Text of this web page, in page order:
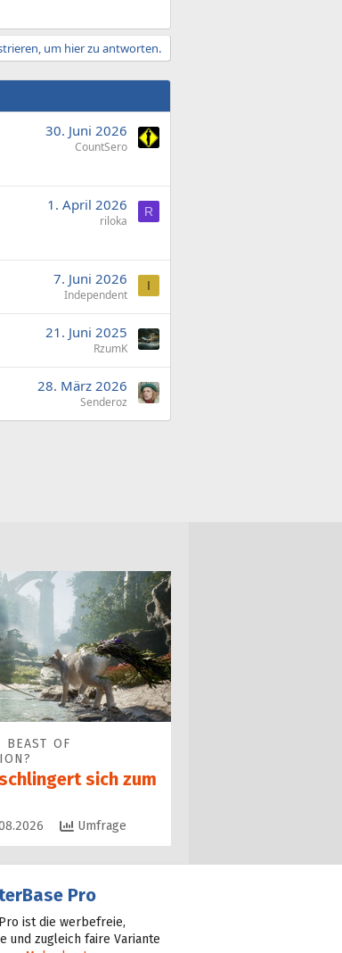
um hier zu antworten.
30. Juni 2026
CountSero
1. April 2026
riloka
R
7. Juni 2026
Independent
I
21. Juni 2025
RzumK
28. März 2026
Senderoz
OF
sich zum
Umfrage
Pro
ist die werbefreie,
und zugleich faire Variante